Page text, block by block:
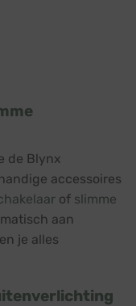
de Blynx
accessoires
of slimme
aan
je alles